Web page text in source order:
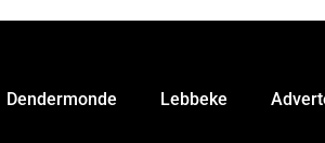
Dendermonde Lebbeke